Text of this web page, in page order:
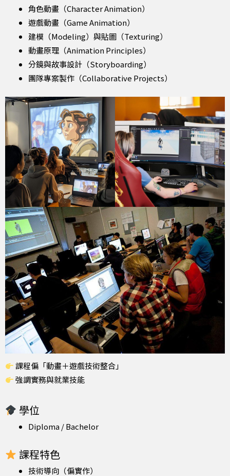
角色動畫（Character Animation）
遊戲動畫（Game Animation）
建模（Modeling）與貼圖（Texturing）
動畫原理（Animation Principles）
分鏡與故事設計（Storyboarding）
團隊專案製作（Collaborative Projects）
課程偏「動畫＋遊戲技術整合」
強調實務與就業技能
學位
Diploma / Bachelor
課程特色
技術導向（偏實作）